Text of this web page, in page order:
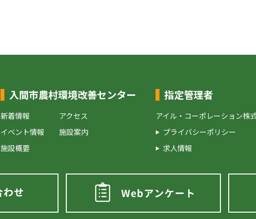
入間市農村環境改善センター
新着情報
イベント情報
施設概要
アクセス
施設案内
指定管理者
アイル・コーポレーション株
プライバシーポリシー
求人情報